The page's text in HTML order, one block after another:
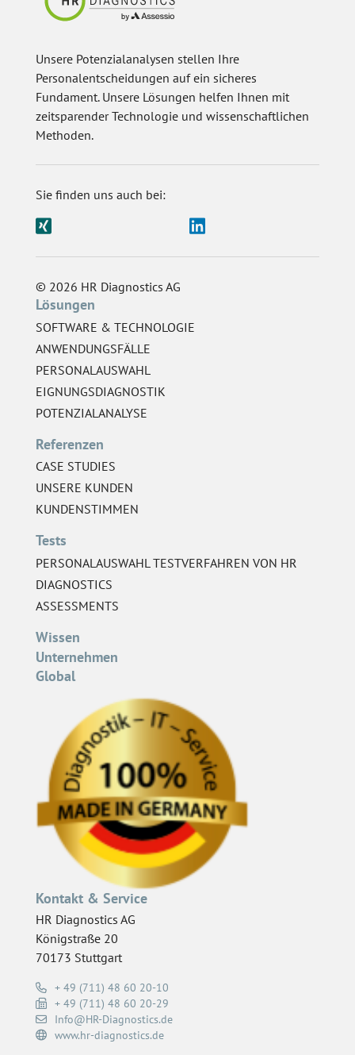
Unsere Potenzialanalysen stellen Ihre
Personalentscheidungen auf ein sicheres
Fundament. Unsere Lösungen helfen Ihnen mit
zeitsparender Technologie und wissenschaftlichen
Methoden.
Sie finden uns auch bei:
© 2026 HR Diagnostics AG
Lösungen
SOFTWARE & TECHNOLOGIE
ANWENDUNGSFÄLLE
PERSONALAUSWAHL
EIGNUNGSDIAGNOSTIK
POTENZIALANALYSE
Referenzen
CASE STUDIES
UNSERE KUNDEN
KUNDENSTIMMEN
Tests
PERSONALAUSWAHL TESTVERFAHREN VON HR
DIAGNOSTICS
ASSESSMENTS
Wissen
Unternehmen
Global
Kontakt & Service
HR Diagnostics AG
Königstraße 20
70173 Stuttgart
+ 49 (711) 48 60 20-10
+ 49 (711) 48 60 20-29
Info@HR-Diagnostics.de
www.hr-diagnostics.de